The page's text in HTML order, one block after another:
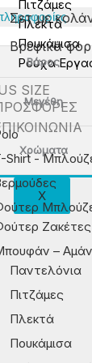
Σετ με
Βρεφικά
SIZE
Shirt -
Ζακέτες
–
Παντελόνια
Πιτζάμες
Πλεκτά
Πουκάμισα
Πιτζάμες
Πλεκτά
Πουκάμισα
Ρούχα
X
Βάρος
Μεγέθη
Χρώματα